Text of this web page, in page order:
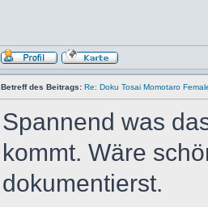
Betreff des Beitrags: Re: Doku Tosai Momotaro
Spannend was
kommt. Wäre
dokumentierst.